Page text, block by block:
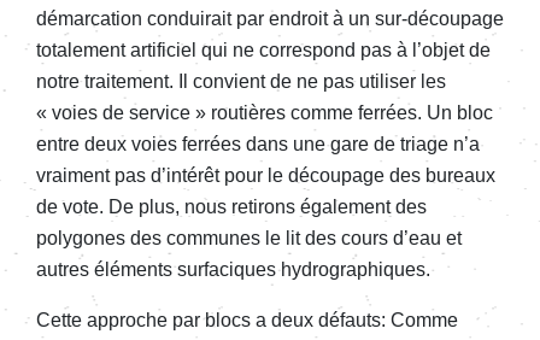
démarcation conduirait par endroit à un sur-découpage
totalement artificiel qui ne correspond pas à l’objet de
notre traitement. Il convient de ne pas utiliser les
« voies de service » routières comme ferrées. Un bloc
entre deux voies ferrées dans une gare de triage n’a
vraiment pas d’intérêt pour le découpage des bureaux
de vote. De plus, nous retirons également des
polygones des communes le lit des cours d’eau et
autres éléments surfaciques hydrographiques.
Cette approche par blocs a deux défauts: Comme